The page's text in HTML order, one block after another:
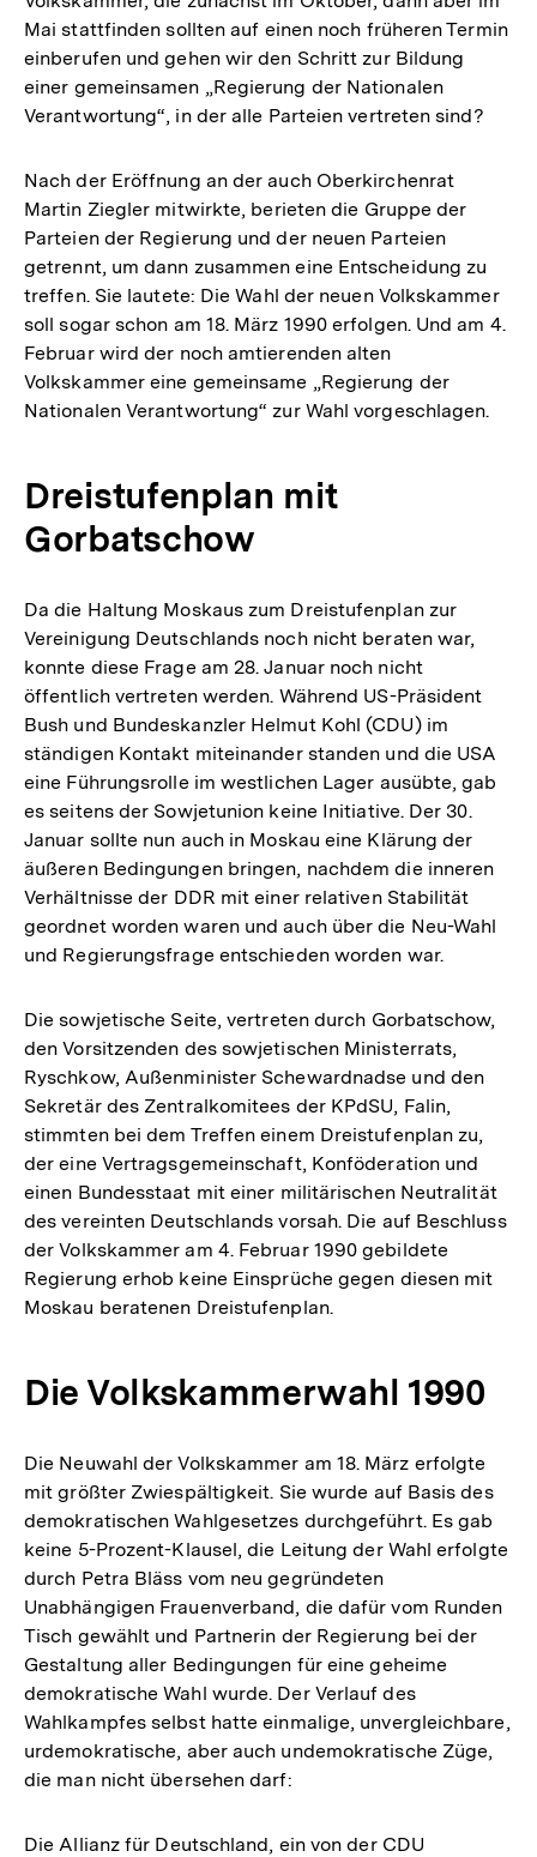
Mai stattfinden sollten auf einen noch früheren Termin
einberufen und gehen wir den Schritt zur Bildung
einer gemeinsamen „Regierung der Nationalen
Verantwortung“, in der alle Parteien vertreten sind?
Nach der Eröffnung an der auch Oberkirchenrat
Martin Ziegler mitwirkte, berieten die Gruppe der
Parteien der Regierung und der neuen Parteien
getrennt, um dann zusammen eine Entscheidung zu
treffen. Sie lautete: Die Wahl der neuen Volkskammer
soll sogar schon am 18. März 1990 erfolgen. Und am 4.
Februar wird der noch amtierenden alten
Volkskammer eine gemeinsame „Regierung der
Nationalen Verantwortung“ zur Wahl vorgeschlagen.
Dreistufenplan mit
Gorbatschow
Da die Haltung Moskaus zum Dreistufenplan zur
Vereinigung Deutschlands noch nicht beraten war,
konnte diese Frage am 28. Januar noch nicht
öffentlich vertreten werden. Während US-Präsident
Bush und Bundeskanzler Helmut Kohl (CDU) im
ständigen Kontakt miteinander standen und die USA
eine Führungsrolle im westlichen Lager ausübte, gab
es seitens der Sowjetunion keine Initiative. Der 30.
Januar sollte nun auch in Moskau eine Klärung der
äußeren Bedingungen bringen, nachdem die inneren
Verhältnisse der DDR mit einer relativen Stabilität
geordnet worden waren und auch über die Neu-Wahl
und Regierungsfrage entschieden worden war.
Die sowjetische Seite, vertreten durch Gorbatschow,
den Vorsitzenden des sowjetischen Ministerrats,
Ryschkow, Außenminister Schewardnadse und den
Sekretär des Zentralkomitees der KPdSU, Falin,
stimmten bei dem Treffen einem Dreistufenplan zu,
der eine Vertragsgemeinschaft, Konföderation und
einen Bundesstaat mit einer militärischen Neutralität
des vereinten Deutschlands vorsah. Die auf Beschluss
der Volkskammer am 4. Februar 1990 gebildete
Regierung erhob keine Einsprüche gegen diesen mit
Moskau beratenen Dreistufenplan.
Die Volkskammerwahl 1990
Die Neuwahl der Volkskammer am 18. März erfolgte
mit größter Zwiespältigkeit. Sie wurde auf Basis des
demokratischen Wahlgesetzes durchgeführt. Es gab
keine 5-Prozent-Klausel, die Leitung der Wahl erfolgte
durch Petra Bläss vom neu gegründeten
Unabhängigen Frauenverband, die dafür vom Runden
Tisch gewählt und Partnerin der Regierung bei der
Gestaltung aller Bedingungen für eine geheime
demokratische Wahl wurde. Der Verlauf des
Wahlkampfes selbst hatte einmalige, unvergleichbare,
urdemokratische, aber auch undemokratische Züge,
die man nicht übersehen darf:
Die Allianz für Deutschland, ein von der CDU